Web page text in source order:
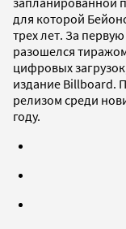
для которой
трех лет. За
разошелся
цифровых
издание Billboard.
релизом среди
году.